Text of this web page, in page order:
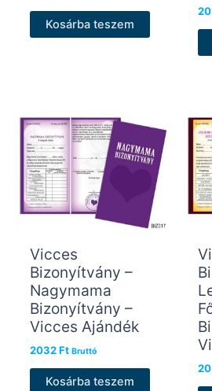
Kosárba teszem
Vicces
Bizonyítvány –
Nagymama
Bizonyítvány –
Vicces Ajándék
2032Ft Bruttó
Kosárba teszem